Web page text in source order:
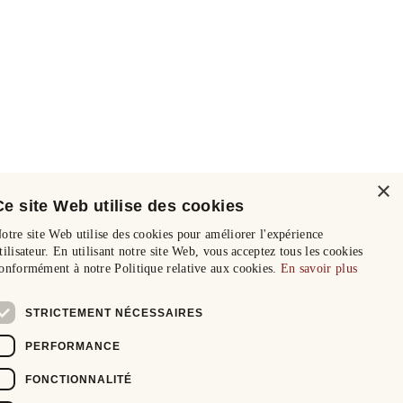
×
site Web utilise des cookies
site Web utilise des cookies pour améliorer l'expérience
En utilisant notre site Web, vous acceptez tous les cookies
à notre Politique relative aux cookies. En savoir plus
STRICTEMENT NÉCESSAIRES
PERFORMANCE
FONCTIONNALITÉ